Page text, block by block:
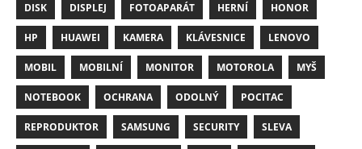
DISK DISPLEJ FOTOAPARÁT HERNÍ HONOR
HP HUAWEI KAMERA KLÁVESNICE LENOVO
MOBIL MOBILNÍ MONITOR MOTOROLA MYŠ
NOTEBOOK OCHRANA ODOLNÝ POCITAC
REPRODUKTOR SAMSUNG SECURITY SLEVA